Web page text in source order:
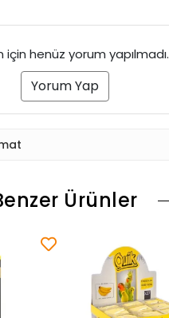
için henüz yorum yapılmadı.
Yorum Yap
Ürünler